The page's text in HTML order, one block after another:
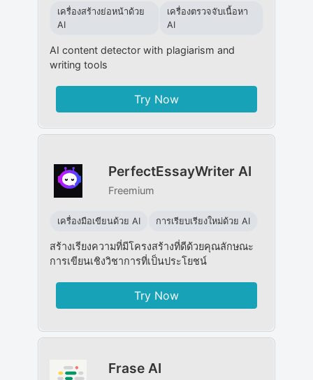
เครื่องสร้างย่อหน้าด้วย
AI
เครื่องตรวจจับเนื้อหา
AI
AI content detector with plagiarism and
writing tools
Try Now
PerfectEssayWriter AI
Freemium
เครื่องมือเขียนด้วย AI การเรียบเรียงใหม่ด้วย AI
สร้างเรียงความที่มีโครงสร้างที่ดีด้วยคุณลักษณะ
การเขียนเชิงวิชาการที่เป็นประโยชน์
Try Now
Frase AI